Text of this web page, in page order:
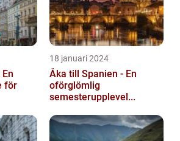
för
18 januari 2024
Åka till Spanien - En
oförglömlig
semesterupplevel...